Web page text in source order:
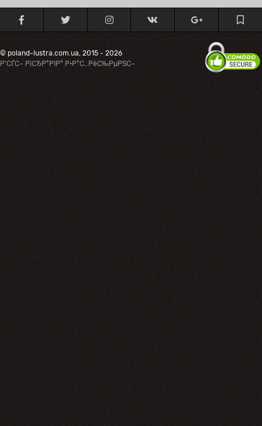
© poland-lustra.com.ua, 2015 - 2026
Р’СЃС– РїСЂР°РІР° Р·Р°С…РёС‰РµРЅС–